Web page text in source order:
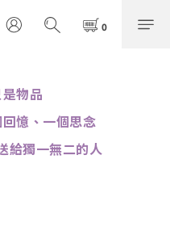
物品
憶、一個思念
給獨一無二的人